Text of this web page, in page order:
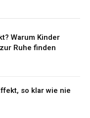
Warum Kinder
Ruhe finden
so klar wie nie